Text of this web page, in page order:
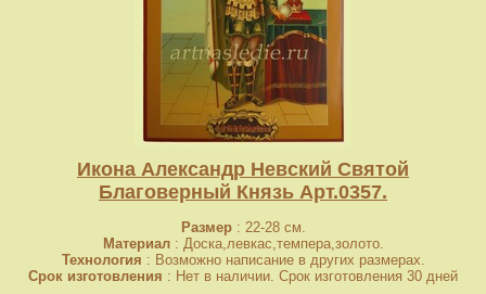
Икона Александр Невский Святой
Благоверный Князь Арт.0357.
Размер: 22-28 см.
Материал: Доска,левкас,темпера,золото.
Технология : Возможно написание в других размерах.
Срок изготовления : Нет в наличии. Срок изготовления 30 дней